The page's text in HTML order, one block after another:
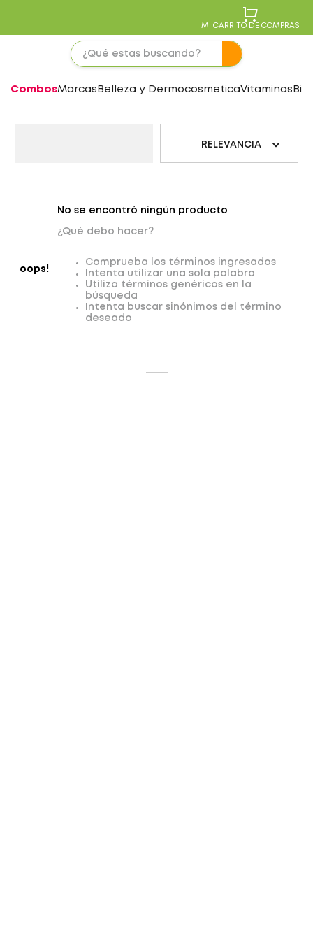
MI CARRITO DE COMPRAS
CombosMarcas Belleza y DermocosmeticaVitaminas
RELEVANCIA
oops!
No se encontró ningún producto
¿Qué debo hacer?
Comprueba los términos ingresados
Intenta utilizar una sola palabra
Utiliza términos genéricos en la
búsqueda
Intenta buscar sinónimos del término
deseado